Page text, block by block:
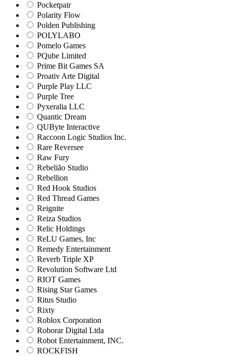
Pocketpair
Polarity Flow
Polden Publishing
POLYLABO
Pomelo Games
PQube Limited
Prime Bit Games SA
Proativ Arte Digital
Purple Play LLC
Purple Tree
Pyxeralia LLC
Quantic Dream
QUByte Interactive
Raccoon Logic Studios Inc.
Rare Reversee
Raw Fury
Rebelião Studio
Rebellion
Red Hook Studios
Red Thread Games
Reignite
Reiza Studios
Relic Holdings
ReLU Games, Inc
Remedy Entertainment
Reverb Triple XP
Revolution Software Ltd
RIOT Games
Rising Star Games
Ritus Studio
Rixty
Roblox Corporation
Roborar Digital Ltda
Robot Entertainment, INC.
ROCKFISH